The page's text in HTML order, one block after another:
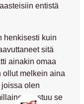
entistä
henkisesti kuin
sitä
ainakin omaa
ollut melkein aina
olen
vastuu se